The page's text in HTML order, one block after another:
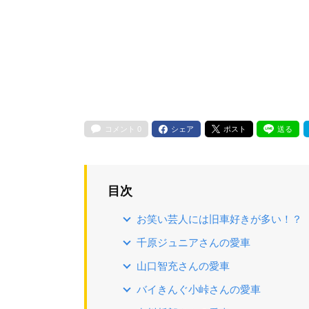
コメント 0 シェア ポスト 送る
目次
お笑い芸人には旧車好きが多い！？
千原ジュニアさんの愛車
山口智充さんの愛車
バイきんぐ小峠さんの愛車